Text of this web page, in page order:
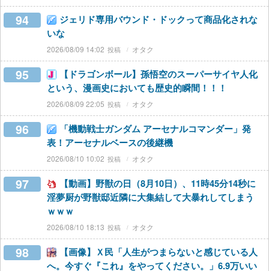
94
ジェリド専用バウンド・ドックって商品化されな
いな
2026/08/09 14:02 オタク
95
【ドラゴンボール】孫悟空のスーパーサイヤ人化
という、漫画史においても歴史的瞬間！！！
2026/08/09 22:05 オタク
96
「機動戦士ガンダム アーセナルコマンダー」発
表！アーセナルベースの後継機
2026/08/10 10:02 オタク
97
【動画】野獣の日（8月10日）、11時45分14秒に
淫夢厨が野獣邸近隣に大集結して大暴れしてしまう
ｗｗｗ
2026/08/10 18:13 オタク
98
【画像】Ｘ民「人生がつまらないと感じている人
へ。今すぐ『これ』をやってください。」6.9万いい